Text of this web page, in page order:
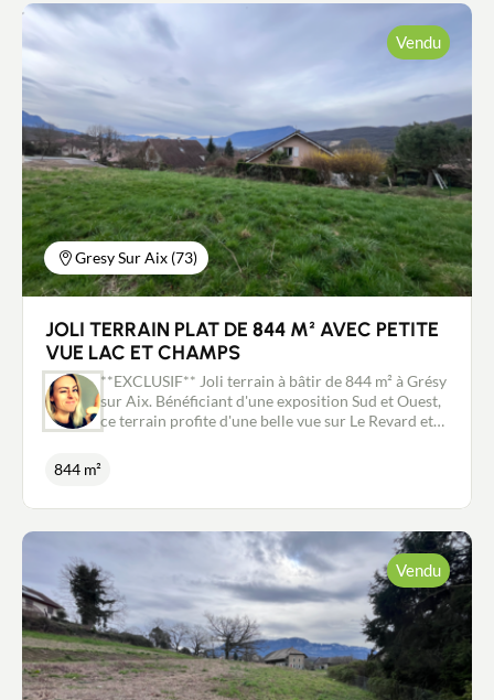
vendu entièrement viabilisé (eau, gaz, électricité,
assainissement, fibre) et libre de constructeur.
Pour ne pas passer à côté de cette opportunité
contactez moi sans tarder et nous conviendrons
ensemble d'une visite. Les informations sur les
risques auxquels ce bien est exposé sont
disponibles sur le site Géorisques :
www.georisques.gouv.fr Contact: Stéphanie
Couillandeau au 06.08.04.02.27. Mandataire
immobilier New Deal Immobilier inscrit au RSAC
de Chambéry n°881 196 183.
Gresy Sur Aix (73)
Vendu
JOLI TERRAIN PLAT DE 844 M² AVEC PETITE
VUE LAC ET CHAMPS
**EXCLUSIF** Joli terrain à bâtir de 844 m² à Grésy
sur Aix. Bénéficiant d'une exposition Sud et Ouest,
ce terrain profite d'une belle vue sur Le Revard et
Ce terrain est vendu entièrement viabilisé (eau, gaz,
électricité, assainissement, fibre) et libre de
constructeur. Pour ne pas passer à côté de cette
superbe opportunité contactez moi sans tarder et
nous conviendrons ensemble d'une visite. Contact:
Stéphanie Couillandeau au 06.08.04.02.27.
Mandataire immobilier New Deal Immobilier
inscrit au RSAC de Chambéry n°881 196 183.
844 m²
Vendu